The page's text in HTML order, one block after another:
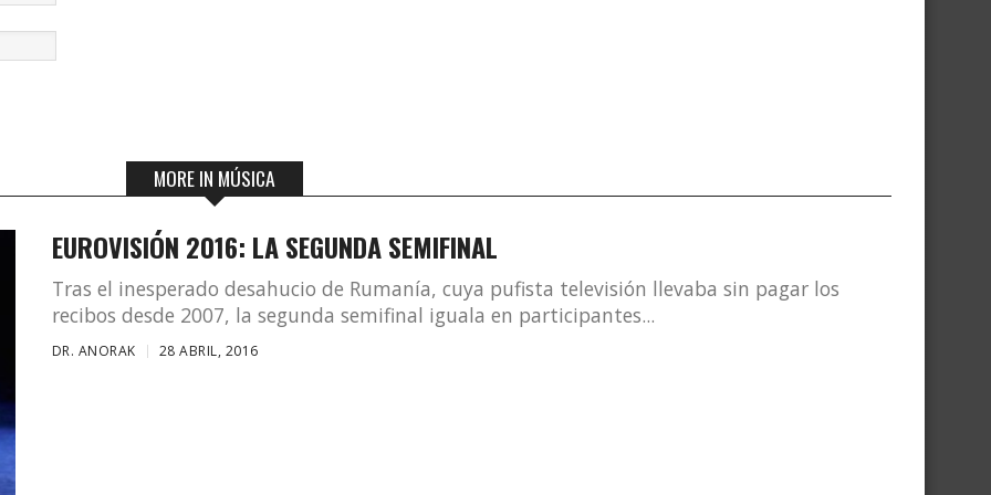
MORE IN MÚSICA
EUROVISIÓN 2016: LA SEGUNDA SEMIFINAL
Tras el inesperado desahucio de Rumanía, cuya pufista televisión llevaba sin pagar los
recibos desde 2007, la segunda semifinal iguala en participantes...
DR. ANORAK 28 ABRIL, 2016